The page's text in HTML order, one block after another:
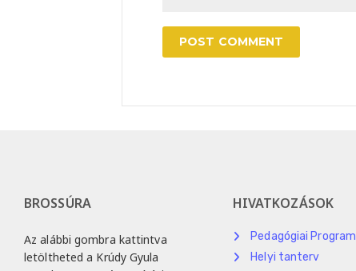
BROSSÚRA
Az alábbi gombra kattintva
letöltheted a Krúdy Gyula
HIVATKOZÁSOK
Pedagógiai Program
Helyi tanterv